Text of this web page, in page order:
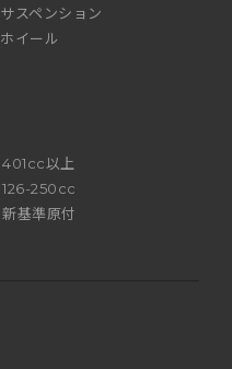
サスペンション
ホイール
401cc以上
126-250cc
新基準原付